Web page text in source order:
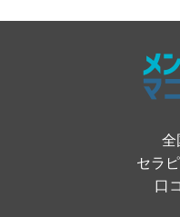
全
セラ
口